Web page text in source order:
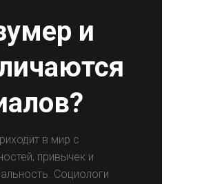
и
в мир с
привычек и
Социологи